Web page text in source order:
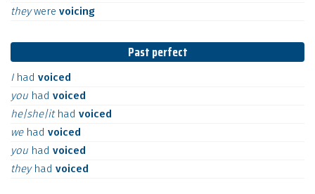
theywere voicing
Past perfect
I had voiced
you had voiced
he|she|it had voiced
we had voiced
you had voiced
they had voiced